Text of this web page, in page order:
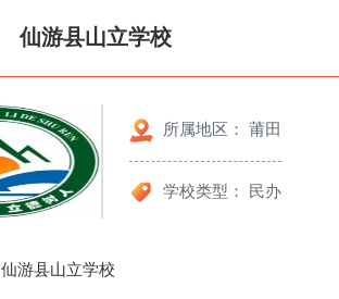
仙游县山立学校
所属地区： 莆田
学校类型： 民办
仙游县山立学校